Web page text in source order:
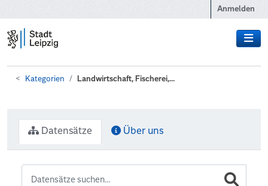
Anmelden
Kategorien Landwirtschaft, Fischerei,...
Datensätze Über uns